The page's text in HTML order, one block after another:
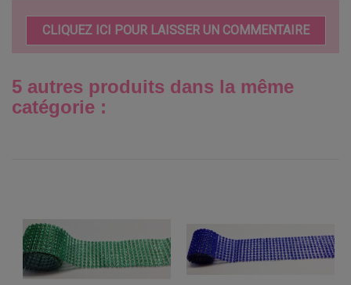
CLIQUEZ ICI POUR LAISSER UN COMMENTAIRE
5 autres produits dans la même
catégorie :